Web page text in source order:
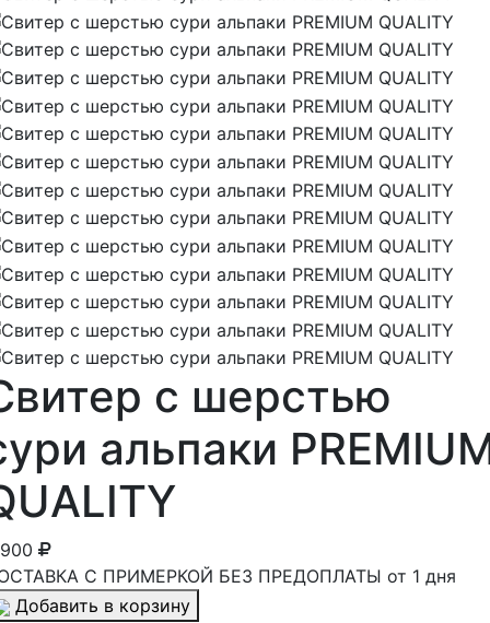
с шерстью
альпаки
С ПРИМЕРКОЙ БЕЗ ПРЕДОПЛАТЫ от 1 дня
Добавить в корзину